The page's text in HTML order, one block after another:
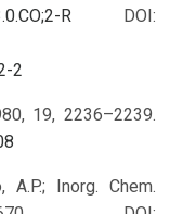
R
DOI:
2
19, 2236–2239.
A.P.; Inorg. Chem.